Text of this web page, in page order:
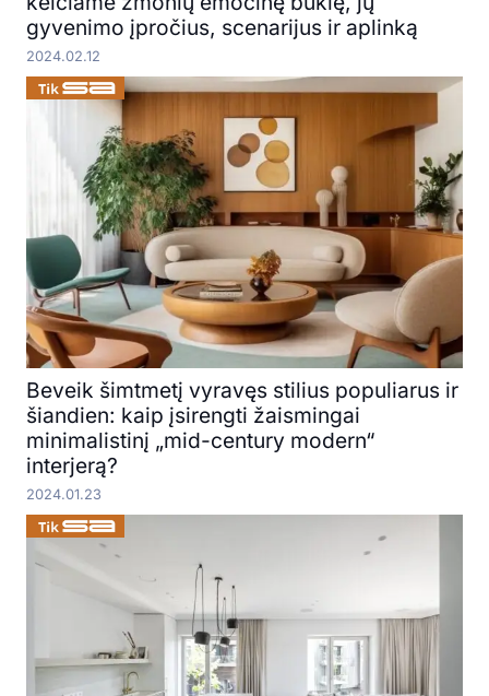
gyvenimo įpročius, scenarijus ir aplinką
2024.02.12
Beveik šimtmetį vyravęs stilius populiarus ir
šiandien: kaip įsirengti žaismingai
minimalistinį „mid-century modern“
interjerą?
2024.01.23